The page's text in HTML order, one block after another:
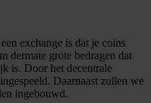
exchange is dat je coins
dermate grote bedragen dat
is. Door het decentrale
Daarnaast zullen we
ingebouwd.